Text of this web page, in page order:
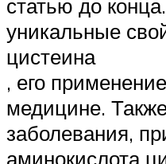
статью до
уникальные
цистеина
, его
медицине.
заболевания,
аминокислота